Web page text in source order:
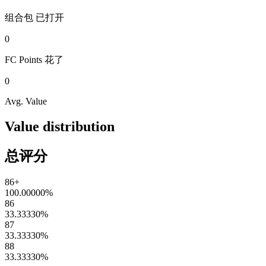
组合包 已打开
0
FC Points 花了
0
Avg. Value
Value distribution
总评分
86+
100.00000%
86
33.33330%
87
33.33330%
88
33.33330%